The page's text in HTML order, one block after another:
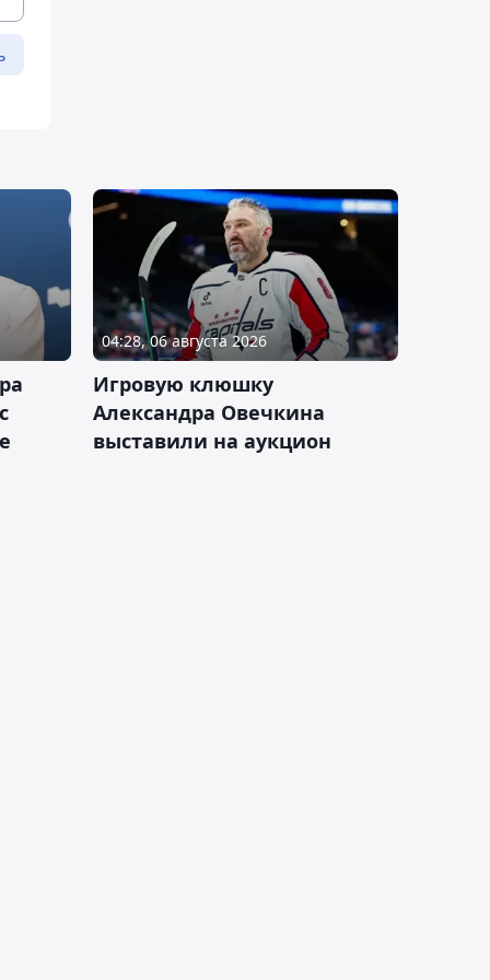
04:28, 06 августа 2026
Игровую клюшку
Александра Овечкина
выставили на аукцион